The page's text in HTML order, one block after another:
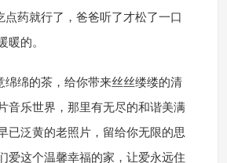
点药就行了，爸爸听了才松了一口
暖的。
绵绵的茶，给你带来丝丝缕缕的清
音乐世界，那里有无尽的和谐美满
已泛黄的老照片，留给你无限的思
爱这个温馨幸福的家，让爱永远住